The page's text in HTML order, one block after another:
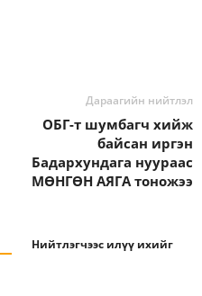
Дараагийн нийтлэл
ОБГ-т шумбагч хийж
байсан иргэн
Бадархундага нуураас
МӨНГӨН АЯГА тоножээ
Нийтлэгчээс илүү ихийг